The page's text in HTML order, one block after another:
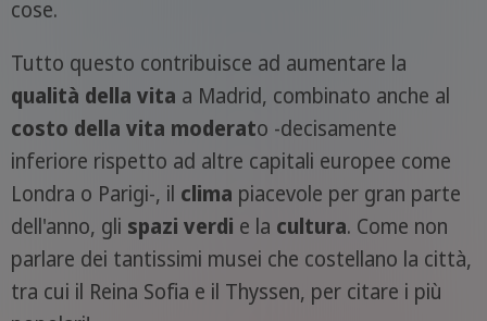
cose.
Tutto questo contribuisce ad aumentare la
qualità della vita a Madrid, combinato anche al
costo della vita moderato -decisamente
inferiore rispetto ad altre capitali europee come
Londra o Parigi-, il clima piacevole per gran parte
dell'anno, gli spazi verdi e la cultura. Come non
parlare dei tantissimi musei che costellano la città,
tra cui il Reina Sofia e il Thyssen, per citare i più